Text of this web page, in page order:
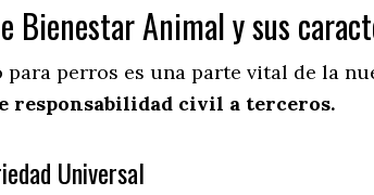
Bienestar Animal y sus
para perros es una parte vital de la
responsabilidad civil a terceros.
Universal